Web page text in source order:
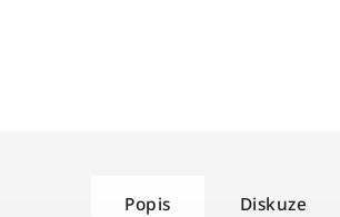
Popis Diskuze